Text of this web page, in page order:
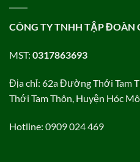
CÔNG TY TNHH TẬP ĐOÀN
MST: 0317863693
Địa chỉ: 62a Đường Thới Tam
Thới Tam Thôn, Huyện Hóc
Hotline: 0909 024 469